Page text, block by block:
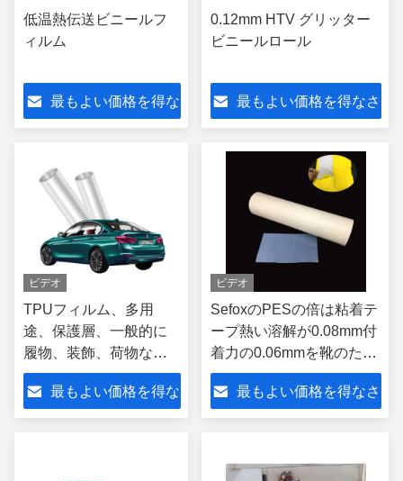
低温熱伝送ビニールフ
ィルム
最もよい価格を得な
0.12mm HTV グリッター
ビニールロール
最もよい価格を得なさ
ビデオ
TPUフィルム、多用
途、保護層、一般的に
履物、装飾、荷物など
に使用
最もよい価格を得な
ビデオ
SefoxのPESの倍は粘着テ
ープ熱い溶解が0.08mm付
着力の0.06mmを靴のため
のつける味方した
最もよい価格を得なさ